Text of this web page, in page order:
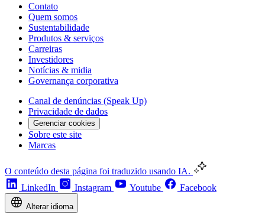
Contato
Quem somos
Sustentabilidade
Produtos & serviços
Carreiras
Investidores
Notícias & midia
Governança corporativa
Canal de denúncias (Speak Up)
Privacidade de dados
Gerenciar cookies
Sobre este site
Marcas
O conteúdo desta página foi traduzido usando IA.
LinkedIn
Instagram Youtube Facebook
Alterar idioma